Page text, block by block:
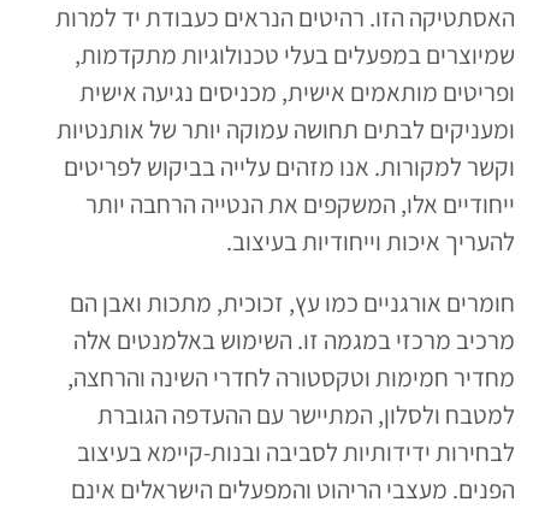
האסתטיקה הזו. רהיטים הנראים כעבודת יד למרות
שמיוצרים במפעלים בעלי טכנולוגיות מתקדמות,
ופריטים מותאמים אישית, מכניסים נגיעה אישית
ומעניקים לבתים תחושה עמוקה יותר של אותנטיות
וקשר למקורות. אנו מזהים עלייה בביקוש לפריטים
ייחודיים אלו, המשקפים את הנטייה הרחבה יותר
להעריך איכות וייחודיות בעיצוב.
חומרים אורגניים כמו עץ, זכוכית, מתכות ואבן הם
מרכיב מרכזי במגמה זו. השימוש באלמנטים אלה
מחדיר חמימות וטקסטורה לחדרי השינה והרחצה,
למטבח ולסלון, המתיישר עם ההעדפה הגוברת
לבחירות ידידותיות לסביבה ובנות-קיימא בעיצוב
הפנים. מעצבי הריהוט והמפעלים הישראלים אינם